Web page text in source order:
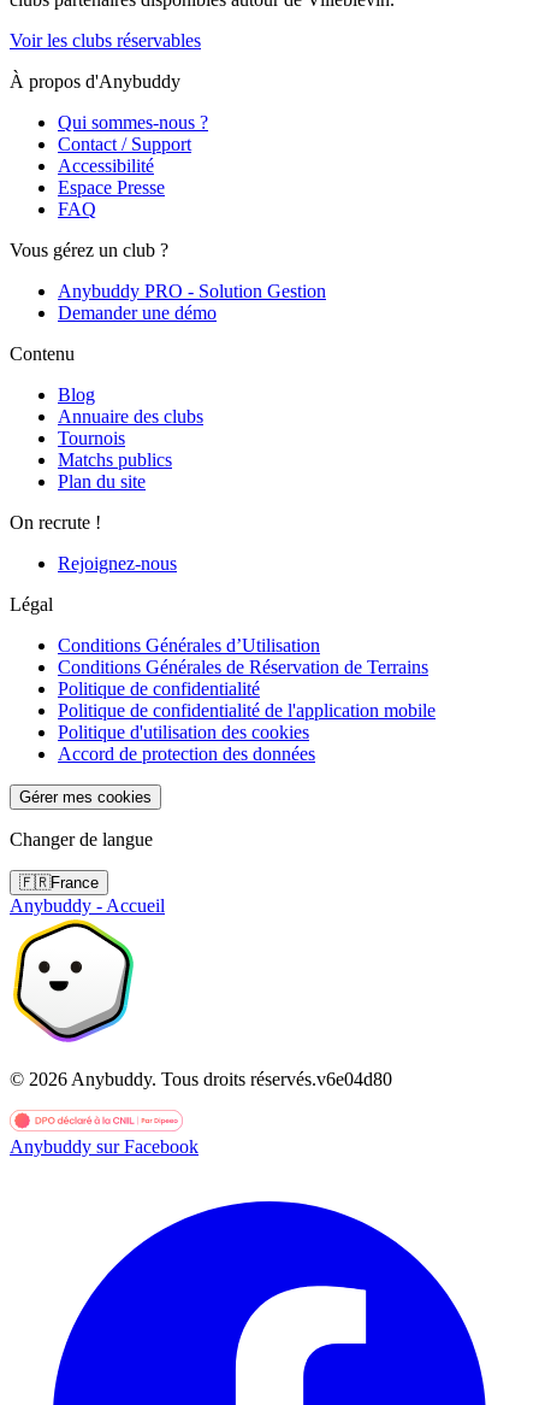
Voir les clubs réservables
À propos d'Anybuddy
Qui sommes-nous ?
Contact / Support
Accessibilité
Espace Presse
FAQ
Vous gérez un club ?
Anybuddy PRO - Solution Gestion
Demander une démo
Contenu
Blog
Annuaire des clubs
Tournois
Matchs publics
Plan du site
On recrute !
Rejoignez-nous
Légal
Conditions Générales d’Utilisation
Conditions Générales de Réservation de Terrains
Politique de confidentialité
Politique de confidentialité de l'application mobile
Politique d'utilisation des cookies
Accord de protection des données
Gérer mes cookies
Changer de langue
🇫🇷France
Anybuddy - Accueil
© 2026 Anybuddy. Tous droits réservés.v6e04d80
Anybuddy sur Facebook